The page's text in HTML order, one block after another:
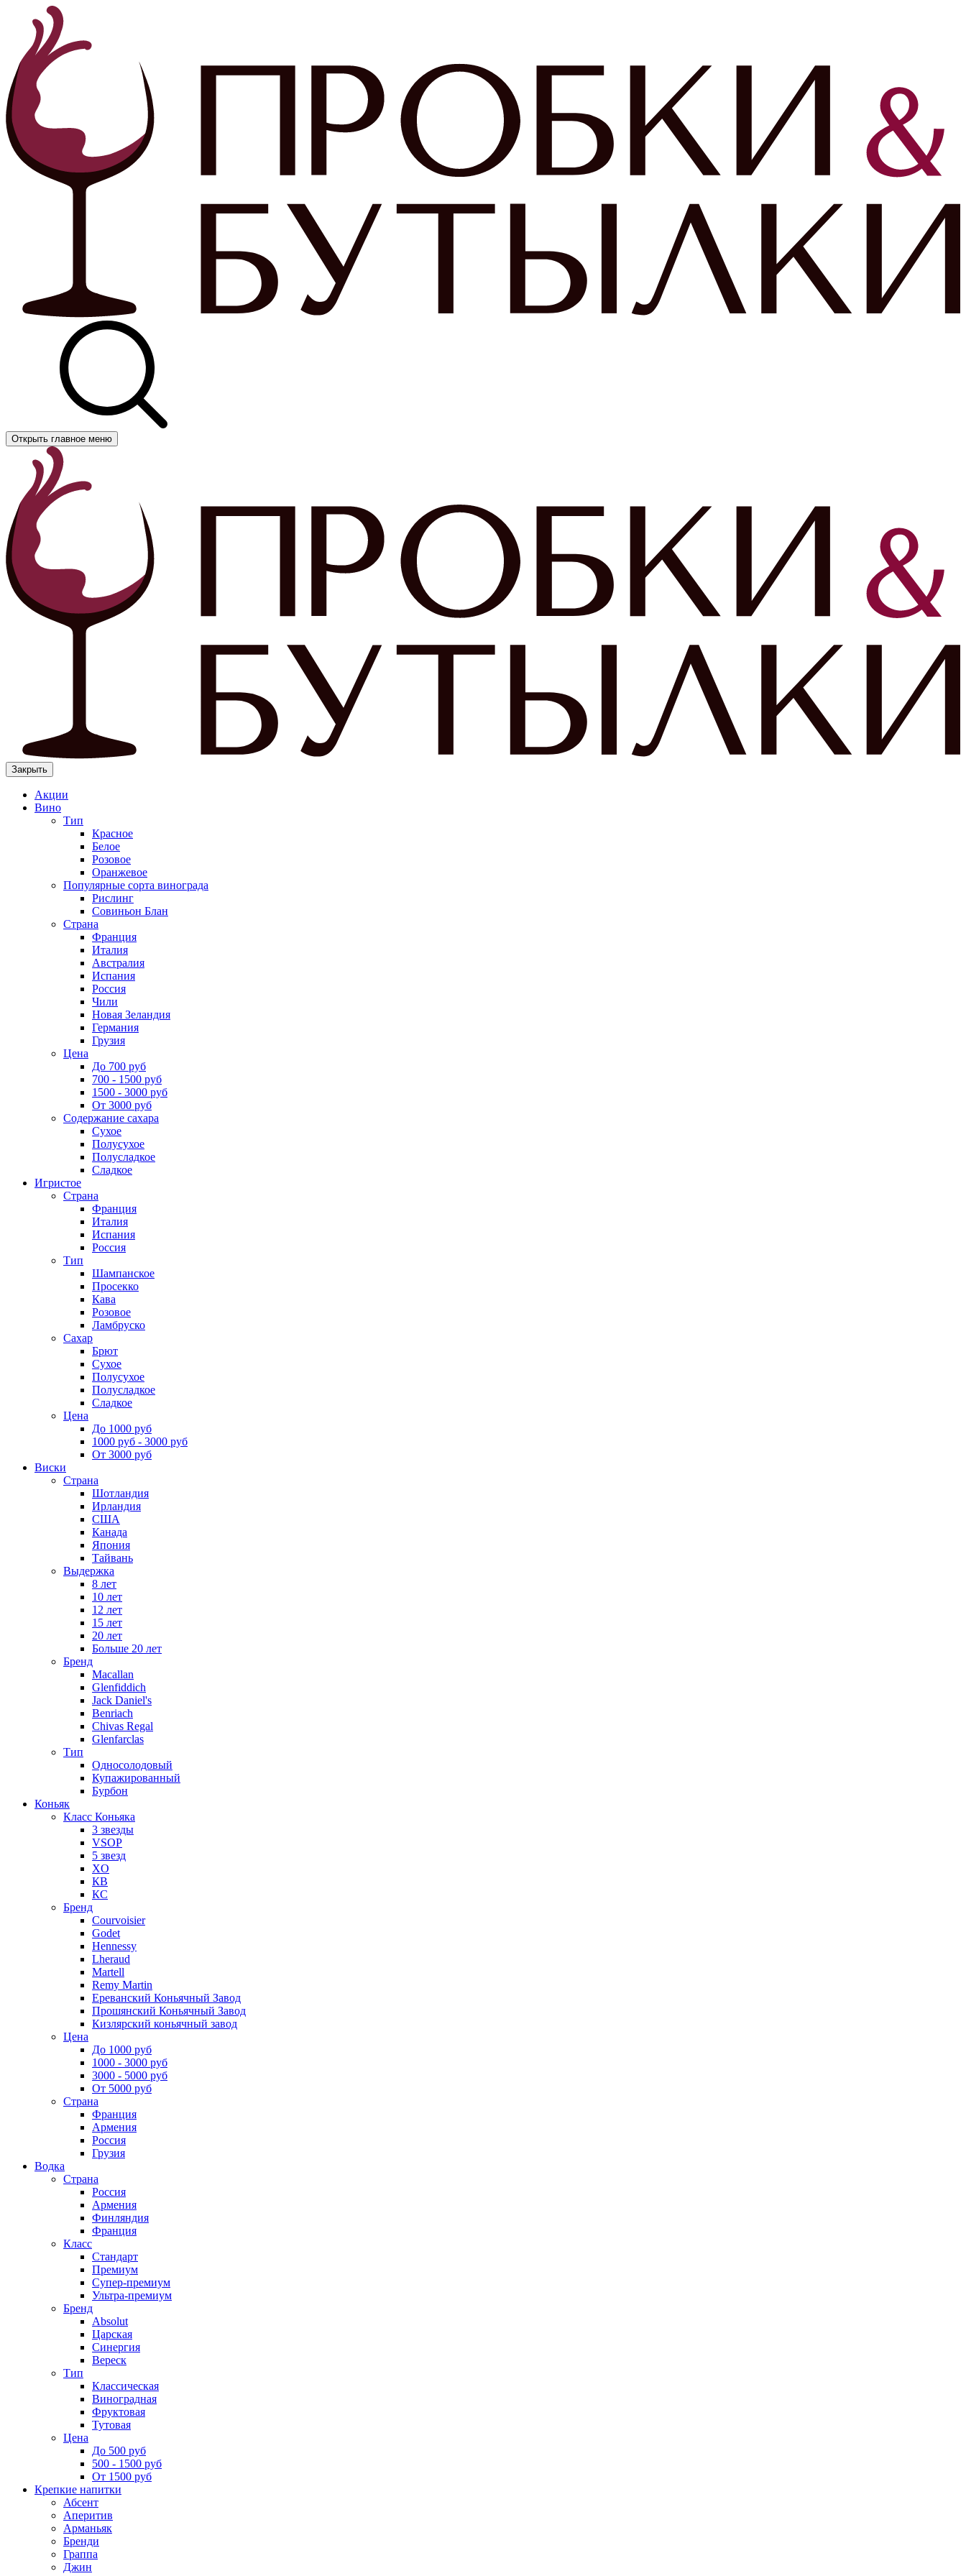
Открыть главное меню
Закрыть
Акции
Вино
Тип
Красное
Белое
Розовое
Оранжевое
Популярные сорта винограда
Рислинг
Совиньон Блан
Страна
Франция
Италия
Австралия
Испания
Россия
Чили
Новая Зеландия
Германия
Грузия
Цена
До 700 руб
700 - 1500 руб
1500 - 3000 руб
От 3000 руб
Содержание сахара
Сухое
Полусухое
Полусладкое
Сладкое
Игристое
Страна
Франция
Италия
Испания
Россия
Тип
Шампанское
Просекко
Кава
Розовое
Ламбруско
Сахар
Брют
Сухое
Полусухое
Полусладкое
Сладкое
Цена
До 1000 руб
1000 руб - 3000 руб
От 3000 руб
Виски
Страна
Шотландия
Ирландия
США
Канада
Япония
Тайвань
Выдержка
8 лет
10 лет
12 лет
15 лет
20 лет
Больше 20 лет
Бренд
Macallan
Glenfiddich
Jack Daniel's
Benriach
Chivas Regal
Glenfarclas
Тип
Односолодовый
Купажированный
Бурбон
Коньяк
Класс Коньяка
3 звезды
VSOP
5 звезд
XO
КВ
КС
Бренд
Courvoisier
Godet
Hennessy
Lheraud
Martell
Remy Martin
Ереванский Коньячный Завод
Прошянский Коньячный Завод
Кизлярский коньячный завод
Цена
До 1000 руб
1000 - 3000 руб
3000 - 5000 руб
От 5000 руб
Страна
Франция
Армения
Россия
Грузия
Водка
Страна
Россия
Армения
Финляндия
Франция
Класс
Стандарт
Премиум
Супер-премиум
Ультра-премиум
Бренд
Absolut
Царская
Синергия
Вереск
Тип
Классическая
Виноградная
Фруктовая
Тутовая
Цена
До 500 руб
500 - 1500 руб
От 1500 руб
Крепкие напитки
Абсент
Аперитив
Арманьяк
Бренди
Граппа
Джин